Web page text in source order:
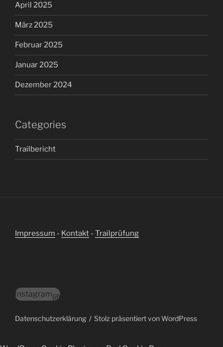
April 2025
März 2025
Februar 2025
Januar 2025
Dezember 2024
Categories
Trailbericht
Impressum - Kontakt - Trailprüfung
Instagram
Datenschutzerklärung Stolz präsentiert von WordPress